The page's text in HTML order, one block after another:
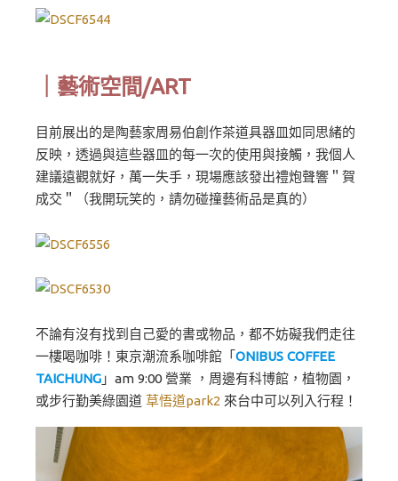
｜藝術空間/ART
目前展出的是陶藝家周易伯創作茶道具器皿如同思緒的
反映，透過與這些器皿的每一次的使用與接觸，我個人
建議遠觀就好，萬一失手，現場應該發出禮炮聲響＂賀
成交＂（我開玩笑的，請勿碰撞藝術品是真的）
不論有沒有找到自己愛的書或物品，都不妨礙我們走往
一樓喝咖啡！東京潮流系咖啡館「 ONIBUS COFFEE
TAICHUNG 」am 9:00 營業 ，周邊有科博館，植物園，
或步行勤美綠園道 草悟道park2 來台中可以列入行程！